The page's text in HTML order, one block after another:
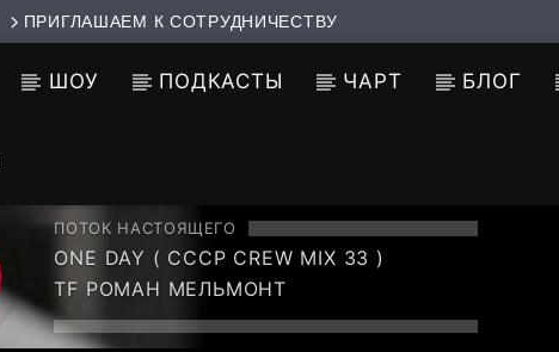
ПРИГЛАШАЕМ К СОТРУДНИЧЕСТВУ
ШОУ ПОДКАСТЫ ЧАРТ БЛОГ
ПОТОК НАСТОЯЩЕГО
ONE DAY ( CCCP CREW MIX 33 )
TF РОМАН МЕЛЬМОНТ